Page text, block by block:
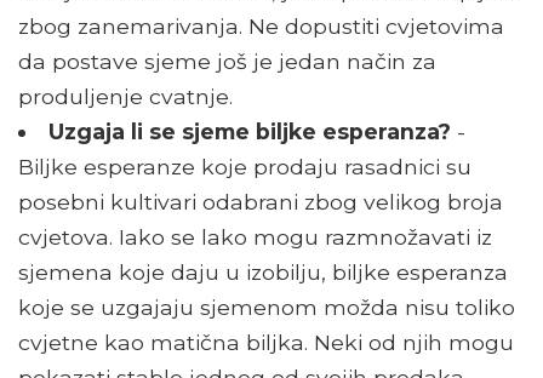
zbog zanemarivanja. Ne dopustiti cvjetovima
da postave sjeme još je jedan način za
produljenje cvatnje.
Uzgaja li se sjeme biljke esperanza? -
Biljke esperanze koje prodaju rasadnici su
posebni kultivari odabrani zbog velikog broja
cvjetova. Iako se lako mogu razmnožavati iz
sjemena koje daju u izobilju, biljke esperanza
koje se uzgajaju sjemenom možda nisu toliko
cvjetne kao matična biljka. Neki od njih mogu